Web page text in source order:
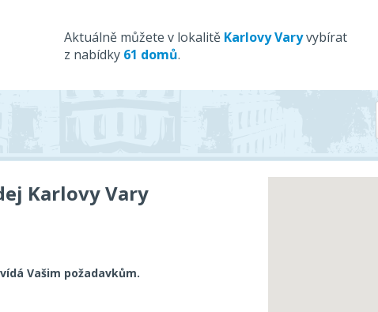
Aktuálně můžete v lokalitě Karlovy Varyvybírat
z nabídky 61 domů.
Karlovy Vary
Vašim požadavkům.